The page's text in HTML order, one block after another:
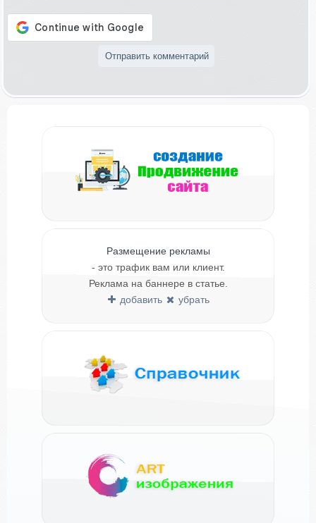
Размещение рекламы
- это трафик вам или клиент.
Реклама на баннере в статье.
добавить
убрать